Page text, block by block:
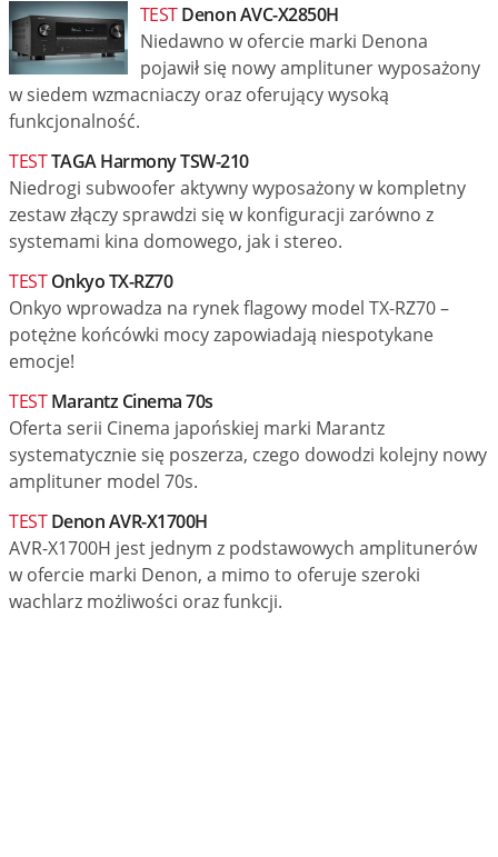
TESTDenon AVC-X2850H
Niedawno w ofercie marki Denona
pojawił się nowy amplituner wyposażony
w siedem wzmacniaczy oraz oferujący wysoką
funkcjonalność.
TESTTAGA Harmony TSW-210
Niedrogi subwoofer aktywny wyposażony w kompletny
zestaw złączy sprawdzi się w konfiguracji zarówno z
systemami kina domowego, jak i stereo.
TESTOnkyo TX-RZ70
Onkyo wprowadza na rynek flagowy model TX-RZ70 –
potężne końcówki mocy zapowiadają niespotykane
emocje!
TESTMarantz Cinema 70s
Oferta serii Cinema japońskiej marki Marantz
systematycznie się poszerza, czego dowodzi kolejny nowy
amplituner model 70s.
TESTDenon AVR-X1700H
AVR-X1700H jest jednym z podstawowych amplitunerów
w ofercie marki Denon, a mimo to oferuje szeroki
wachlarz możliwości oraz funkcji.